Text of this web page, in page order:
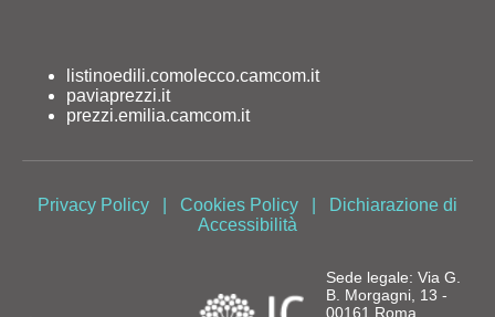
listinoedili.comolecco.camcom.it
paviaprezzi.it
prezzi.emilia.camcom.it
Privacy Policy Cookies Policy
Dichiarazione di
Accessibilità
Sede legale: Via G.
B. Morgagni, 13 -
00161 Roma